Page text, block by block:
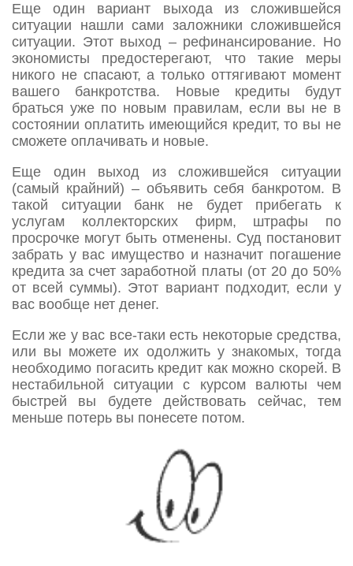
Еще один вариант выхода из сложившейся
ситуации нашли сами заложники сложившейся
ситуации. Этот выход – рефинансирование. Но
экономисты предостерегают, что такие меры
никого не спасают, а только оттягивают момент
вашего банкротства. Новые кредиты будут
браться уже по новым правилам, если вы не в
состоянии оплатить имеющийся кредит, то вы не
сможете оплачивать и новые.
Еще один выход из сложившейся ситуации
(самый крайний) – объявить себя банкротом. В
такой ситуации банк не будет прибегать к
услугам коллекторских фирм, штрафы по
просрочке могут быть отменены. Суд постановит
забрать у вас имущество и назначит погашение
кредита за счет заработной платы (от 20 до 50%
от всей суммы). Этот вариант подходит, если у
вас вообще нет денег.
Если же у вас все-таки есть некоторые средства,
или вы можете их одолжить у знакомых, тогда
необходимо погасить кредит как можно скорей. В
нестабильной ситуации с курсом валюты чем
быстрей вы будете действовать сейчас, тем
меньше потерь вы понесете потом.